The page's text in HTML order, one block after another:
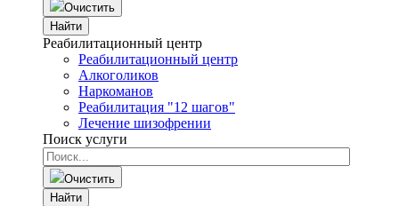
Очистить
Найти
Реабилитационный центр
Реабилитационный центр
Алкоголиков
Наркоманов
Реабилитация "12 шагов"
Лечение шизофрении
Поиск услуги
Очистить
Найти